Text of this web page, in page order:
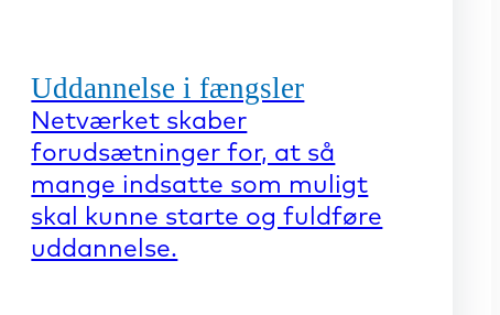
Uddannelse i fængsler
Netværket skaber
forudsætninger for, at så
mange indsatte som muligt
skal kunne starte og fuldføre
uddannelse.